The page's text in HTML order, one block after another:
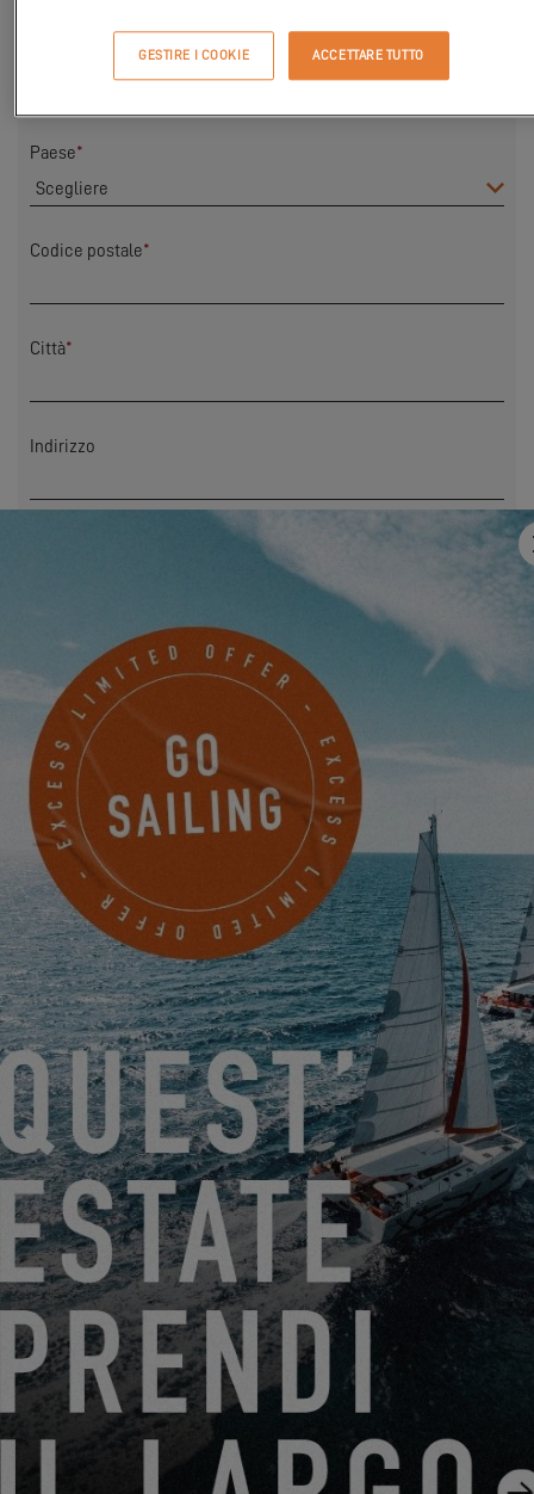
Paese*
Codice postale*
Città*
Indirizzo
Qualcosa da condividere con noi?
Desidero ricevere per via elettronica notizie, eventi e
offerte di EXCESS.
Friendly Captcha
Il trattamento della vostra richiesta comporta il trasferimento
dei dati personali inseriti nei campi obbligatori di questo
modulo al concessionario da voi selezionato, affinché possa
contattarvi. Cliccando sul pulsante “SEND”, confermate il
vostro consenso al trasferimento di tali dati.
SEND
EXCESS si riferisce a Construction Navale Bordeaux in
qualità di responsabile del trattamento dei dati. I vostri dati
personali sono trattati per rispondere alle vostre richieste,
gestire il nostro rapporto con voi e, se lo avete scelto, inviarvi
le nostre comunicazioni (in questo caso, potete annullare
l'iscrizione in qualsiasi momento utilizzando il link contenuto
GESTIRE I COOKIE ACCETTARE TUTTO